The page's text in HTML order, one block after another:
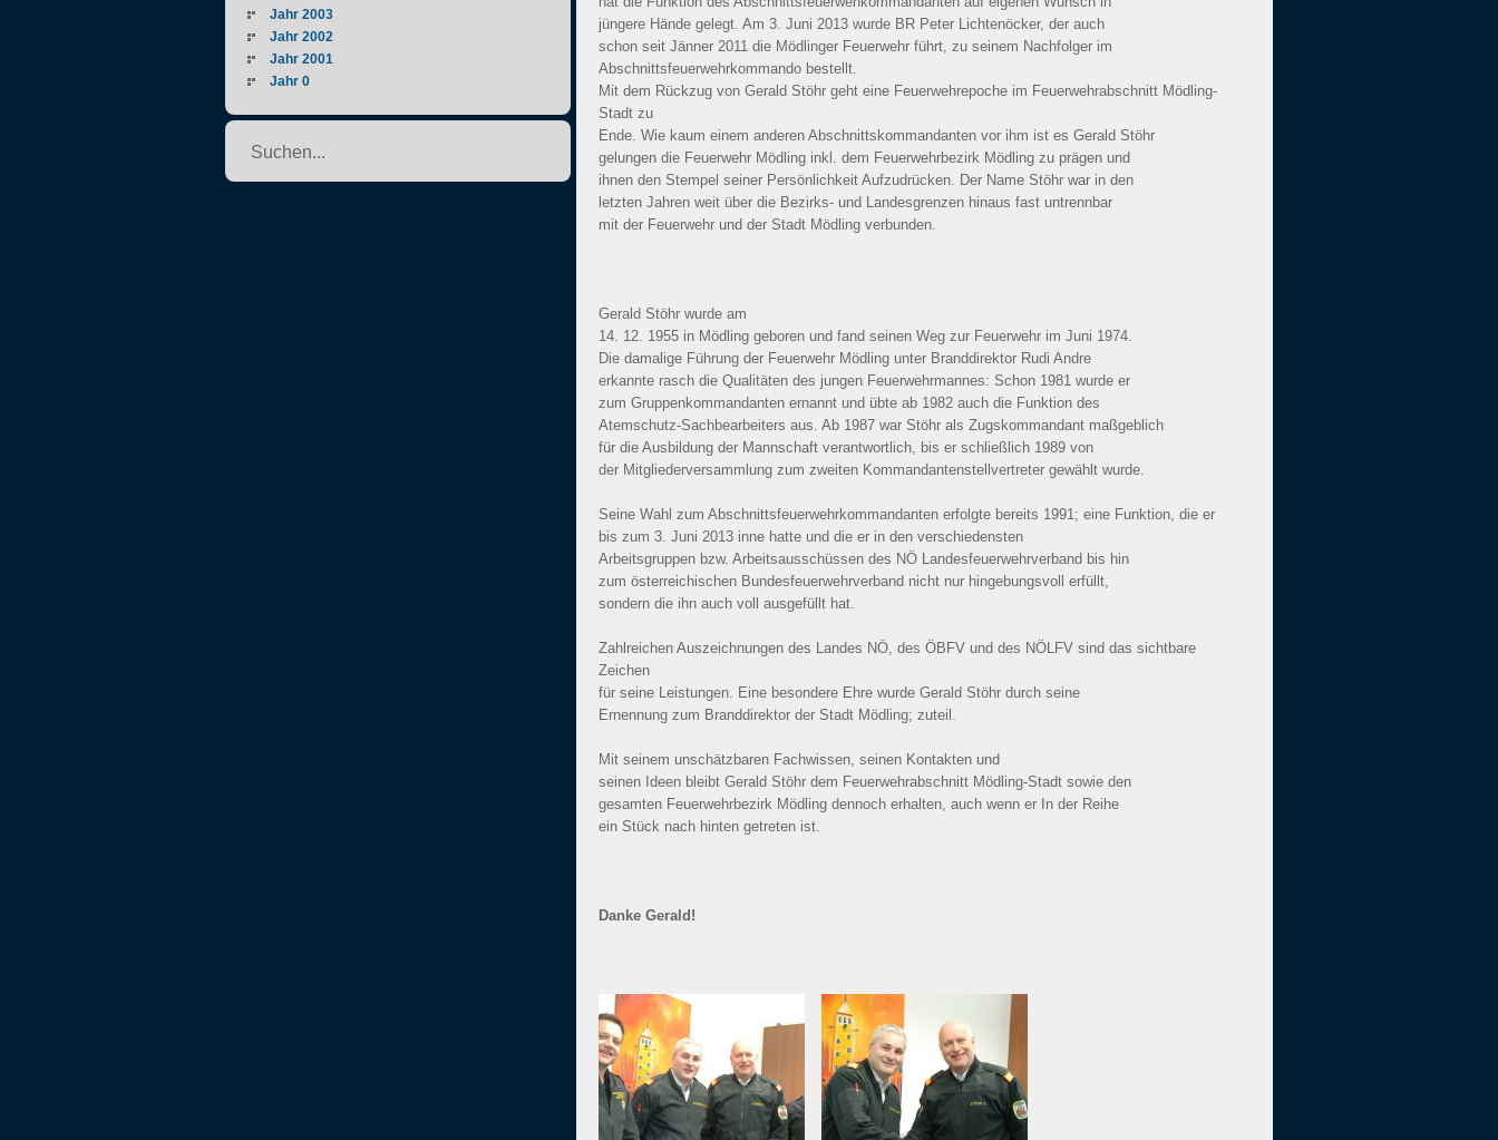
jüngere Hände gelegt. Am 3. Juni 2013 wurde BR Peter Lichtenöcker, der auch
schon seit Jänner 2011 die Mödlinger Feuerwehr führt, zu seinem Nachfolger im
Abschnittsfeuerwehrkommando bestellt.
Mit dem Rückzug von Gerald Stöhr geht eine Feuerwehrepoche im Feuerwehrabschnitt Mödling-
Stadt zu
Ende. Wie kaum einem anderen Abschnittskommandanten vor ihm ist es Gerald Stöhr
gelungen die Feuerwehr Mödling inkl. dem Feuerwehrbezirk Mödling zu prägen und
ihnen den Stempel seiner Persönlichkeit Aufzudrücken. Der Name Stöhr war in den
letzten Jahren weit über die Bezirks- und Landesgrenzen hinaus fast untrennbar
mit der Feuerwehr und der Stadt Mödling verbunden.
Gerald Stöhr wurde am
14. 12. 1955 in Mödling geboren und fand seinen Weg zur Feuerwehr im Juni 1974.
Die damalige Führung der Feuerwehr Mödling unter Branddirektor Rudi Andre
erkannte rasch die Qualitäten des jungen Feuerwehrmannes: Schon 1981 wurde er
zum Gruppenkommandanten ernannt und übte ab 1982 auch die Funktion des
Atemschutz-Sachbearbeiters aus. Ab 1987 war Stöhr als Zugskommandant maßgeblich
für die Ausbildung der Mannschaft verantwortlich, bis er schließlich 1989 von
der Mitgliederversammlung zum zweiten Kommandantenstellvertreter gewählt wurde.
Seine Wahl zum Abschnittsfeuerwehrkommandanten erfolgte bereits 1991; eine Funktion, die er
bis zum 3. Juni 2013 inne hatte und die er in den verschiedensten
Arbeitsgruppen bzw. Arbeitsausschüssen des NÖ Landesfeuerwehrverband bis hin
zum österreichischen Bundesfeuerwehrverband nicht nur hingebungsvoll erfüllt,
sondern die ihn auch voll ausgefüllt hat.
Zahlreichen Auszeichnungen des Landes NÖ, des ÖBFV und des NÖLFV sind das sichtbare
Zeichen
für seine Leistungen. Eine besondere Ehre wurde Gerald Stöhr durch seine
Ernennung zum Branddirektor der Stadt Mödling; zuteil.
Mit seinem unschätzbaren Fachwissen, seinen Kontakten und
seinen Ideen bleibt Gerald Stöhr dem Feuerwehrabschnitt Mödling-Stadt sowie den
gesamten Feuerwehrbezirk Mödling dennoch erhalten, auch wenn er In der Reihe
ein Stück nach hinten getreten ist.
Danke Gerald!
Jahr 2003
Jahr 2002
Jahr 2001
Jahr 0